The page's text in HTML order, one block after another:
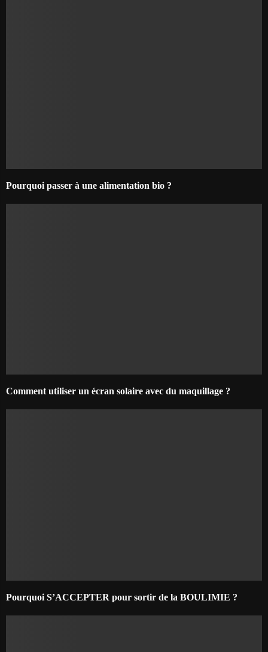
Pourquoi passer à une alimentation bio ?
Comment utiliser un écran solaire avec du maquillage ?
Pourquoi S’ACCEPTER pour sortir de la BOULIMIE ?